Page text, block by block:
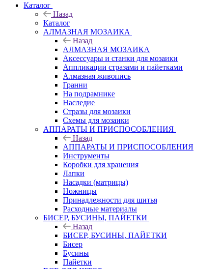
Каталог
Назад
Каталог
АЛМАЗНАЯ МОЗАИКА
Назад
АЛМАЗНАЯ МОЗАИКА
Аксессуары и станки для мозаики
Аппликации стразами и пайетками
Алмазная живопись
Гранни
На подрамнике
Наследие
Стразы для мозаики
Схемы для мозаики
АППАРАТЫ И ПРИСПОСОБЛЕНИЯ
Назад
АППАРАТЫ И ПРИСПОСОБЛЕНИЯ
Инструменты
Коробки для хранения
Лапки
Насадки (матрицы)
Ножницы
Принадлежности для шитья
Расходные материалы
БИСЕР, БУСИНЫ, ПАЙЕТКИ
Назад
БИСЕР, БУСИНЫ, ПАЙЕТКИ
Бисер
Бусины
Пайетки